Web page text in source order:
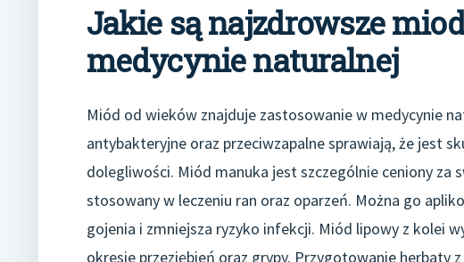
Jakie są najzdrowsze
medycynie naturalnej
Miód od wieków znajduje zastosowanie w medycynie
antybakteryjne oraz przeciwzapalne sprawiają, że jest
dolegliwości. Miód manuka jest szczególnie ceniony za
stosowany w leczeniu ran oraz oparzeń. Można go
gojenia i zmniejsza ryzyko infekcji. Miód lipowy z kolei
okresie przeziębień oraz grypy. Przygotowanie